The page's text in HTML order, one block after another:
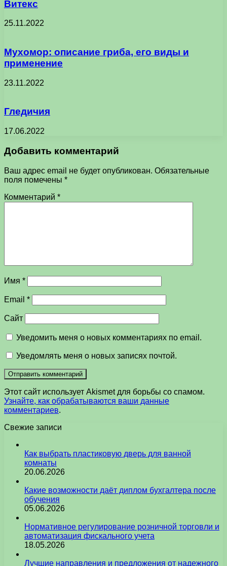
Витекс
25.11.2022
Мухомор: описание гриба, его виды и
применение
23.11.2022
Гледичия
17.06.2022
Добавить комментарий
Ваш адрес email не будет опубликован. Обязательные
поля помечены *
Комментарий *
Имя *
Email *
Сайт
Уведомить меня о новых комментариях по email.
Уведомлять меня о новых записях почтой.
Этот сайт использует Akismet для борьбы со спамом.
Узнайте, как обрабатываются ваши данные
комментариев.
Свежие записи
Как выбрать пластиковую дверь для ванной
комнаты
20.06.2026
Какие возможности даёт диплом бухгалтера после
обучения
05.06.2026
Нормативное регулирование розничной торговли и
автоматизация фискального учета
18.05.2026
Лучшие направления и предложения от надежного